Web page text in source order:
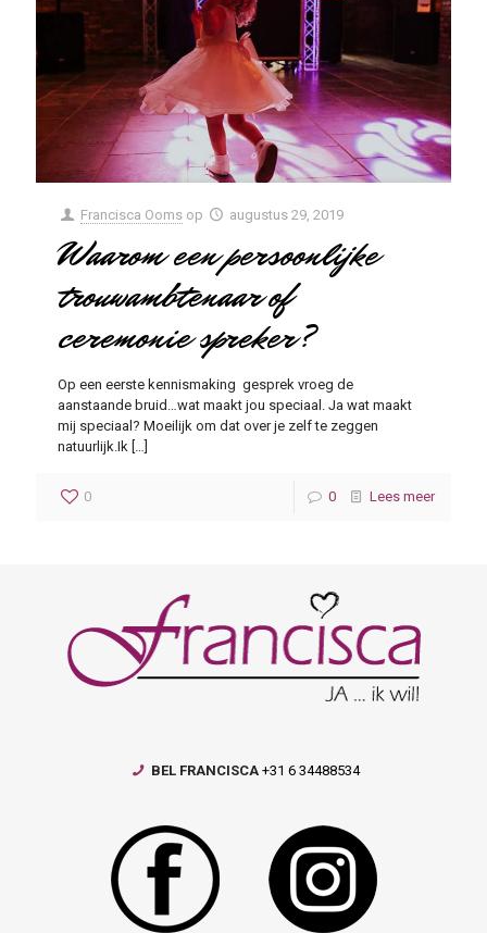
Francisca Ooms op augustus 29, 2019
Waarom een persoonlijke
trouwambtenaar of
ceremonie spreker?
Op een eerste kennismaking gesprek vroeg de
aanstaande bruid…wat maakt jou speciaal. Ja wat maakt
mij speciaal? Moeilijk om dat over je zelf te zeggen
natuurlijk.Ik […]
0 0 Lees meer
BEL FRANCISCA +31 6 34488534